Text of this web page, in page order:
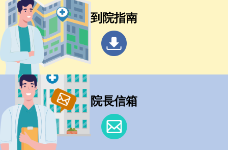
到院指南
院長信箱